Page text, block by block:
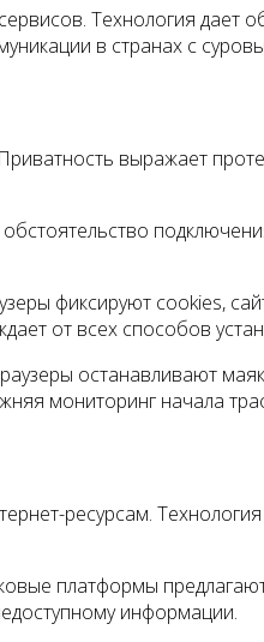
Технология дает
в странах с
выражает
фиксируют cookies,
от всех способов
останавливают
мониторинг начала
ресурсам.
платформы
информации.